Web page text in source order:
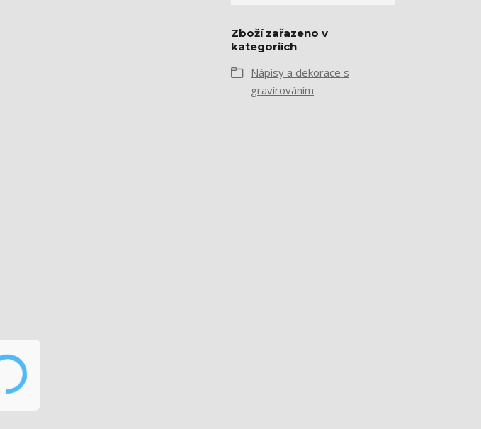
Zboží zařazeno v
kategoriích
Nápisy a dekorace s
gravírováním